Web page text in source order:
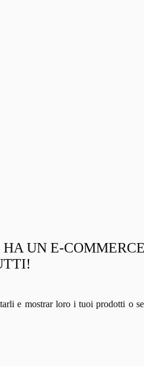
UN E-
e mostrar loro i tuoi prodotti o